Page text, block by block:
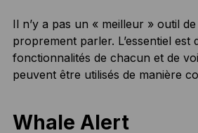
Il n’y a pas un « meilleur » outil
proprement parler. L’essentiel est
fonctionnalités de chacun et de
peuvent être utilisés de manière
Whale Alert